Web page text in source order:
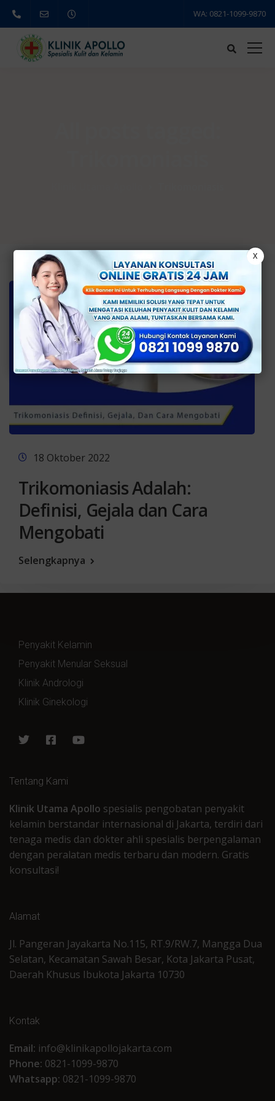
WA: 0821-1099-9870
18 Oktober 2022
Trikomoniasis Adalah:
Definisi, Gejala dan Cara
Mengobati
Selengkapnya
Penyakit Kelamin
Penyakit Menular Seksual
Klinik Andrologi
Klinik Ginekologi
Tentang Kami
Klinik Utama Apollo spesialis pengobatan penyakit
kelamin berstandar internasional di Jakarta, terdiri dari
tenaga medis dan dokter ahli spesialis berpengalaman
dengan peralatan medis terbaru dan modern. Gratis
konsultasi!
Alamat
Jl. Pangeran Jayakarta No.115, RT.9/RW.7, Mangga Dua
Selatan, Kecamatan Sawah Besar, Kota Jakarta Pusat,
Daerah Khusus Ibukota Jakarta 10730
Kontak
Email: info@klinikapollojakarta.com
Phone: 0821-1099-9870
Whatsapp: 0821-1099-9870
X